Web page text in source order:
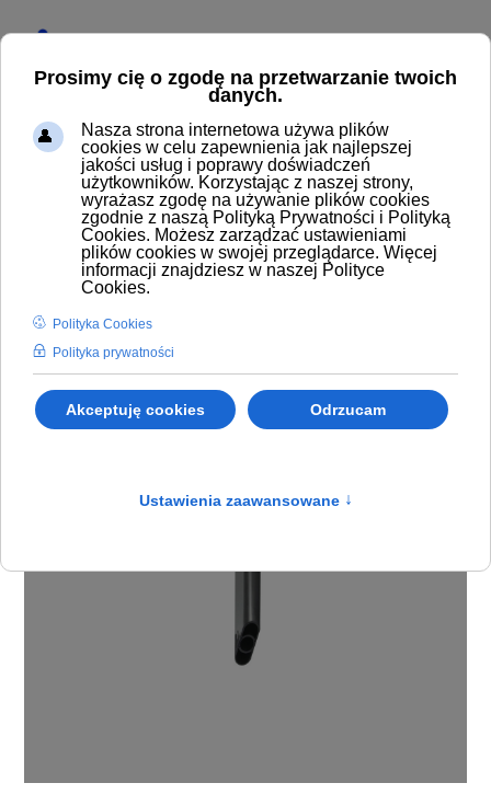
Produkty
Odkurzacze przemysłowe
Ssawki
SSAWKA SZCZELINOWA 370 MM D50 MM Z
ZABEZPIECZENIEM